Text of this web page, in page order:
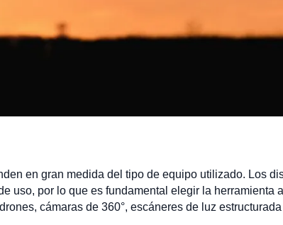
en gran medida del tipo de equipo utilizado. Los
uso, por lo que es fundamental elegir la herramienta
cámaras de 360°, escáneres de luz